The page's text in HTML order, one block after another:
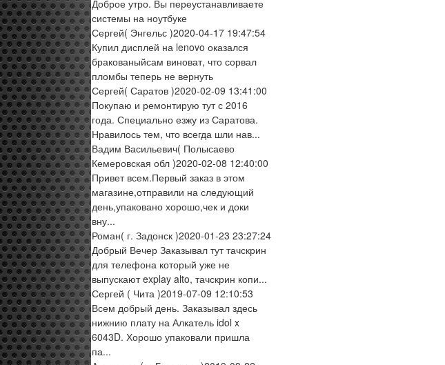
Доброе утро. Вы переустанавливаете
системы на ноутбуке
Сергей( Энгельс )2020-04-17 19:47:54
Купил дисплей на lenovo оказался
бракованыйсам виноват, что сорвал
пломбы теперь не вернуть
Сергей( Саратов )2020-02-09 13:41:00
Покупаю и ремонтирую тут с 2016
года. Специально езжу из Саратова.
Нравилось тем, что всегда шли нав...
Вадим Васильевич( Полысаево
Кемеровская обл )2020-02-08 12:40:00
Привет всем.Первый заказ в этом
магазине,отправили на следующий
день,упаковано хорошо,чек и доки
вну...
Роман( г. Задонск )2020-01-23 23:27:24
Добрый Вечер Заказывал тут тачскрин
для телефона который уже не
выпускают explay alto, тачскрин копи...
Сергей ( Чита )2019-07-09 12:10:53
Всем добрый день. Заказывал здесь
нижнию плату на Алкатель idol x
6043D. Хорошо упаковали пришла
па...